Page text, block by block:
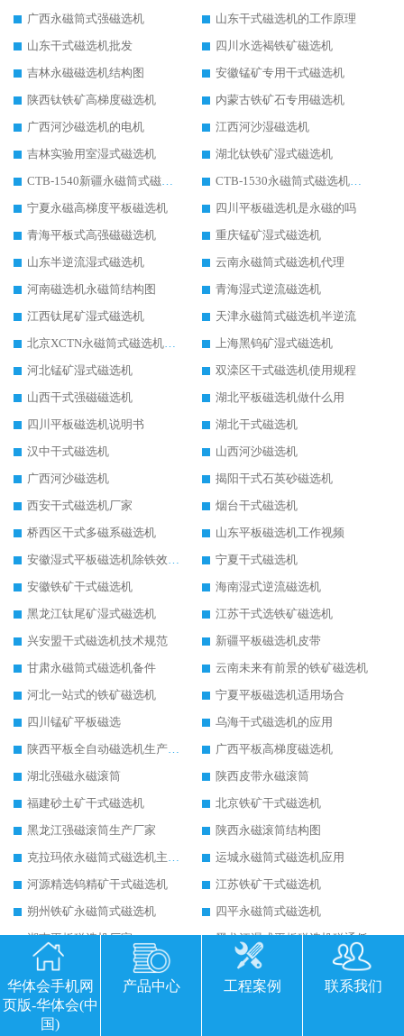
广西永磁筒式强磁选机
山东干式磁选机的工作原理
山东干式磁选机批发
四川水选褐铁矿磁选机
吉林永磁磁选机结构图
安徽锰矿专用干式磁选机
陕西钛铁矿高梯度磁选机
内蒙古铁矿石专用磁选机
广西河沙磁选机的电机
江西河沙湿磁选机
吉林实验用室湿式磁选机
湖北钛铁矿湿式磁选机
CTB-1540新疆永磁筒式磁选机
CTB-1530永磁筒式磁选机代理商
宁夏永磁高梯度平板磁选机
四川平板磁选机是永磁的吗
青海平板式高强磁磁选机
重庆锰矿湿式磁选机
山东半逆流湿式磁选机
云南永磁筒式磁选机代理
河南磁选机永磁筒结构图
青海湿式逆流磁选机
江西钛尾矿湿式磁选机
天津永磁筒式磁选机半逆流
北京XCTN永磁筒式磁选机磁块位置
上海黑钨矿湿式磁选机
河北锰矿湿式磁选机
双滦区干式磁选机使用规程
山西干式强磁磁选机
湖北平板磁选机做什么用
四川平板磁选机说明书
湖北干式磁选机
汉中干式磁选机
山西河沙磁选机
广西河沙磁选机
揭阳干式石英砂磁选机
西安干式磁选机厂家
烟台干式磁选机
桥西区干式多磁系磁选机
山东平板磁选机工作视频
安徽湿式平板磁选机除铁效果怎么样
宁夏干式磁选机
安徽铁矿干式磁选机
海南湿式逆流磁选机
黑龙江钛尾矿湿式磁选机
江苏干式选铁矿磁选机
兴安盟干式磁选机技术规范
新疆平板磁选机皮带
甘肃永磁筒式磁选机备件
云南未来有前景的铁矿磁选机
河北一站式的铁矿磁选机
宁夏平板磁选机适用场合
四川锰矿平板磁选
乌海干式磁选机的应用
陕西平板全自动磁选机生产厂家
广西平板高梯度磁选机
湖北强磁永磁滚筒
陕西皮带永磁滚筒
福建砂土矿干式磁选机
北京铁矿干式磁选机
黑龙江强磁滚筒生产厂家
陕西永磁滚筒结构图
克拉玛依永磁筒式磁选机主要技术参数
运城永磁筒式磁选机应用
河源精选钨精矿干式磁选机
江苏铁矿干式磁选机
朔州铁矿永磁筒式磁选机
四平永磁筒式磁选机
湖南平板磁选机厂家
黑龙江湿式平板磁选机磁通低
四川半逆流湿式磁选机
内蒙古湿式磁选机公司
浙江锰矿水选磁选机
晋中锰矿水选磁选机
包头干式磁选机
华体会手机网
页版-华体会(中
国)
产品中心 工程案例 联系我们